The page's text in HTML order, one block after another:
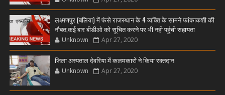
लक्ष्मणपुर (बलिया) में फंसे राजस्थान के 4 व्यक्ति के सामने फांकाकशी की
नौबत,कई बार बीडीओ को सूचित करने पर भी नही पहुंची सहायता
Unknown Apr 27, 2020
जिला अस्पताल देवरिया में कलमकारों ने किया रक्तदान
Unknown Apr 27, 2020